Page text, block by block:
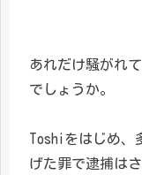
あれだけ騒がれて
でしょうか。
Toshiをはじめ、
げた罪で逮捕は